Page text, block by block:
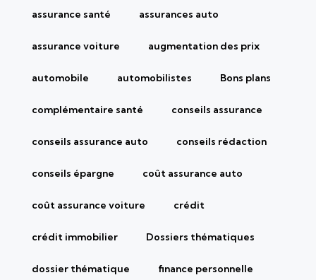
assurance santé assurances auto
assurance voiture augmentation des prix
automobile automobilistes Bons plans
complémentaire santé conseils assurance
conseils assurance auto conseils rédaction
conseils épargne coût assurance auto
coût assurance voiture crédit
crédit immobilier Dossiers thématiques
dossier thématique finance personnelle